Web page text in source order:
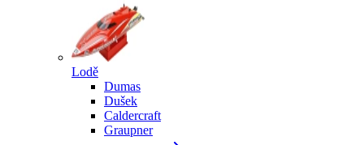
Lodě
Dumas
Dušek
Caldercraft
Graupner